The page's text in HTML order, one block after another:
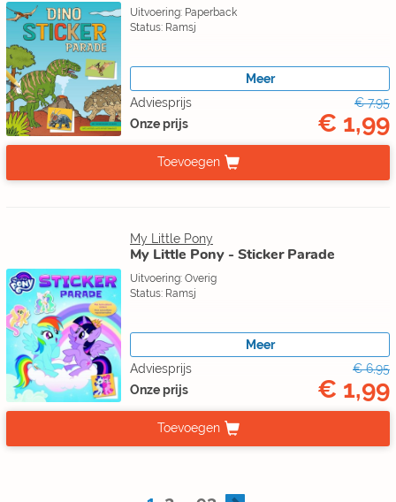
Uitvoering: Paperback
Status: Ramsj
Meer
Adviesprijs
€ 7,95
Onze prijs
€ 1,99
Toevoegen
My Little Pony
My Little Pony - Sticker Parade
Uitvoering: Overig
Status: Ramsj
Meer
Adviesprijs
€ 6,95
Onze prijs
€ 1,99
Toevoegen